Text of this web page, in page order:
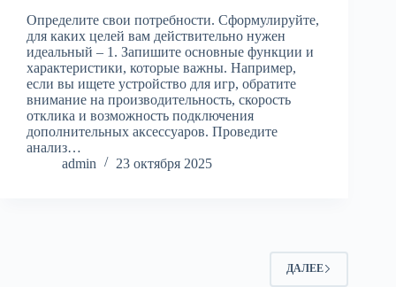
Определите свои потребности. Сформулируйте,
для каких целей вам действительно нужен
идеальный – 1. Запишите основные функции и
характеристики, которые важны. Например,
если вы ищете устройство для игр, обратите
внимание на производительность, скорость
отклика и возможность подключения
дополнительных аксессуаров. Проведите
анализ…
admin
23 октября 2025
ДАЛЕЕ